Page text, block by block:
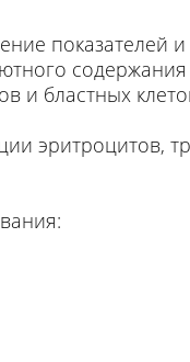
показателей
и бластных